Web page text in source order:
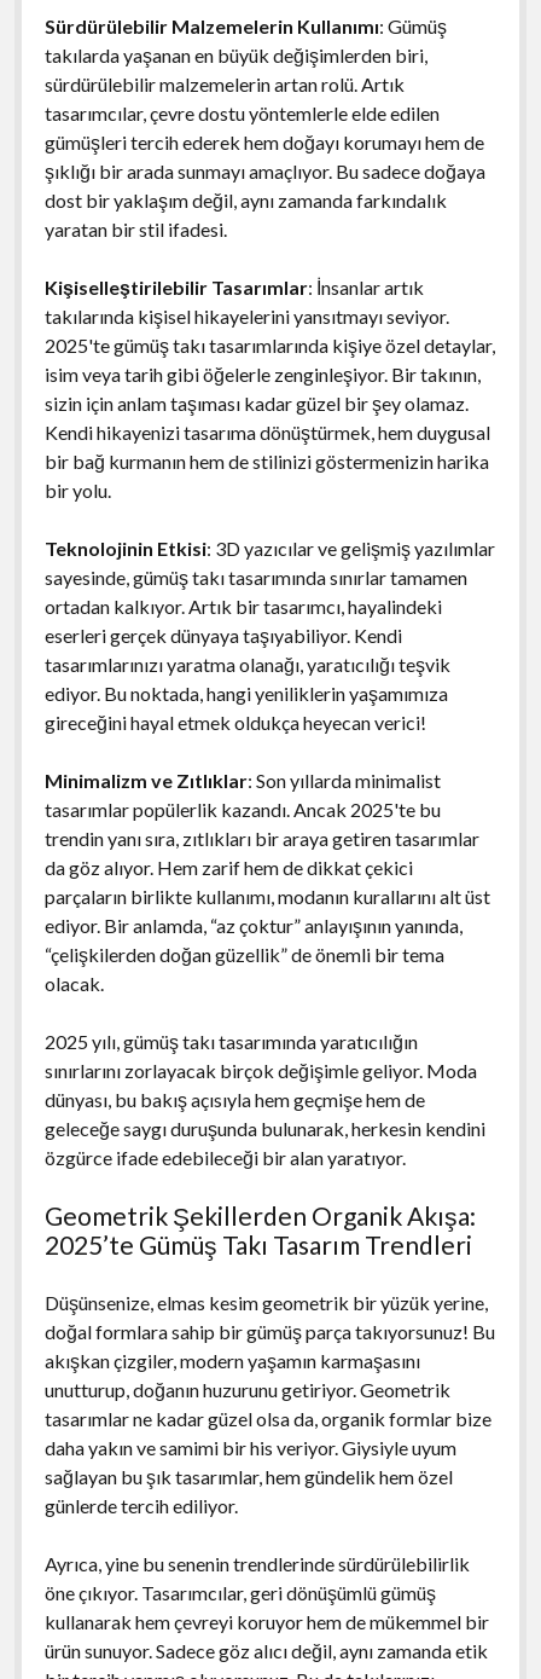
Sürdürülebilir Malzemelerin Kullanımı: Gümüş
takılarda yaşanan en büyük değişimlerden biri,
sürdürülebilir malzemelerin artan rolü. Artık
tasarımcılar, çevre dostu yöntemlerle elde edilen
gümüşleri tercih ederek hem doğayı korumayı hem de
şıklığı bir arada sunmayı amaçlıyor. Bu sadece doğaya
dost bir yaklaşım değil, aynı zamanda farkındalık
yaratan bir stil ifadesi.
Kişiselleştirilebilir Tasarımlar: İnsanlar artık
takılarında kişisel hikayelerini yansıtmayı seviyor.
2025'te gümüş takı tasarımlarında kişiye özel detaylar,
isim veya tarih gibi öğelerle zenginleşiyor. Bir takının,
sizin için anlam taşıması kadar güzel bir şey olamaz.
Kendi hikayenizi tasarıma dönüştürmek, hem duygusal
bir bağ kurmanın hem de stilinizi göstermenizin harika
bir yolu.
Teknolojinin Etkisi: 3D yazıcılar ve gelişmiş yazılımlar
sayesinde, gümüş takı tasarımında sınırlar tamamen
ortadan kalkıyor. Artık bir tasarımcı, hayalindeki
eserleri gerçek dünyaya taşıyabiliyor. Kendi
tasarımlarınızı yaratma olanağı, yaratıcılığı teşvik
ediyor. Bu noktada, hangi yeniliklerin yaşamımıza
gireceğini hayal etmek oldukça heyecan verici!
Minimalizm ve Zıtlıklar: Son yıllarda minimalist
tasarımlar popülerlik kazandı. Ancak 2025'te bu
trendin yanı sıra, zıtlıkları bir araya getiren tasarımlar
da göz alıyor. Hem zarif hem de dikkat çekici
parçaların birlikte kullanımı, modanın kurallarını alt üst
ediyor. Bir anlamda, “az çoktur” anlayışının yanında,
“çelişkilerden doğan güzellik” de önemli bir tema
olacak.
2025 yılı, gümüş takı tasarımında yaratıcılığın
sınırlarını zorlayacak birçok değişimle geliyor. Moda
dünyası, bu bakış açısıyla hem geçmişe hem de
geleceğe saygı duruşunda bulunarak, herkesin kendini
özgürce ifade edebileceği bir alan yaratıyor.
Geometrik Şekillerden Organik Akışa:
2025’te Gümüş Takı Tasarım Trendleri
Düşünsenize, elmas kesim geometrik bir yüzük yerine,
doğal formlara sahip bir gümüş parça takıyorsunuz! Bu
akışkan çizgiler, modern yaşamın karmaşasını
unutturup, doğanın huzurunu getiriyor. Geometrik
tasarımlar ne kadar güzel olsa da, organik formlar bize
daha yakın ve samimi bir his veriyor. Giysiyle uyum
sağlayan bu şık tasarımlar, hem gündelik hem özel
günlerde tercih ediliyor.
Ayrıca, yine bu senenin trendlerinde sürdürülebilirlik
öne çıkıyor. Tasarımcılar, geri dönüşümlü gümüş
kullanarak hem çevreyi koruyor hem de mükemmel bir
ürün sunuyor. Sadece göz alıcı değil, aynı zamanda etik